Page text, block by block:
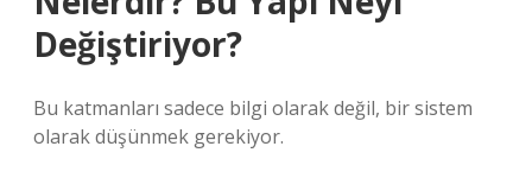
Değiştiriyor?
Bu katmanları sadece bilgi olarak değil, bir sistem
olarak düşünmek gerekiyor.